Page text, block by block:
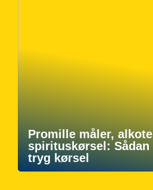
Promille måler,
spirituskørsel: Sådan
tryg kørsel